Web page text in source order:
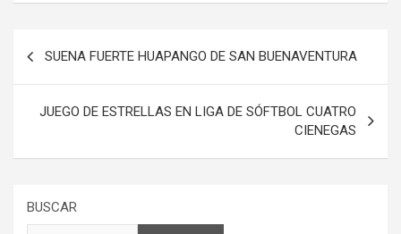
entradas
SUENA FUERTE HUAPANGO DE SAN BUENAVENTURA
JUEGO DE ESTRELLAS EN LIGA DE SÓFTBOL CUATRO
CIENEGAS
BUSCAR